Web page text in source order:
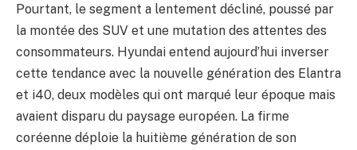
Pourtant, le segment a lentement décliné, poussé par
la montée des SUV et une mutation des attentes des
consommateurs. Hyundai entend aujourd’hui inverser
cette tendance avec la nouvelle génération des Elantra
et i40, deux modèles qui ont marqué leur époque mais
avaient disparu du paysage européen. La firme
coréenne déploie la huitième génération de son